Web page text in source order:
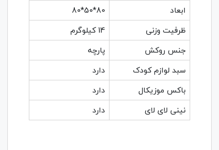
ابعاد
80*50*80
ظرفیت وزنی
14 کیلوگرم
جنس روکش
پارچه
سبد لوازم کودک
دارد
باکس موزیکال
دارد
نینی لای لای
دارد